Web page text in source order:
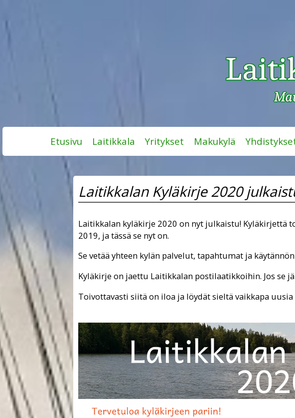
to
Etusivu Laitikkala Yritykset Makukylä
Laitikkalan Kyläkirje 2020
Laitikkalan kyläkirje 2020 on nyt julkaistu! Kyläkirjettä
2019, ja tässä se nyt on.
Se vetää yhteen kylän palvelut, tapahtumat ja
Kyläkirje on jaettu Laitikkalan postilaatikkoihin. Jos se
Toivottavasti siitä on iloa ja löydät sieltä vaikkapa